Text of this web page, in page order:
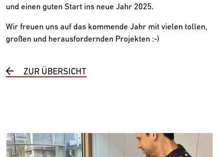
ZUR ÜBERSICHT
und einen guten Start ins neue Jahr 2025.
Wir freuen uns auf das kommende Jahr mit vielen tollen,
großen und herausfordernden Projekten :-)